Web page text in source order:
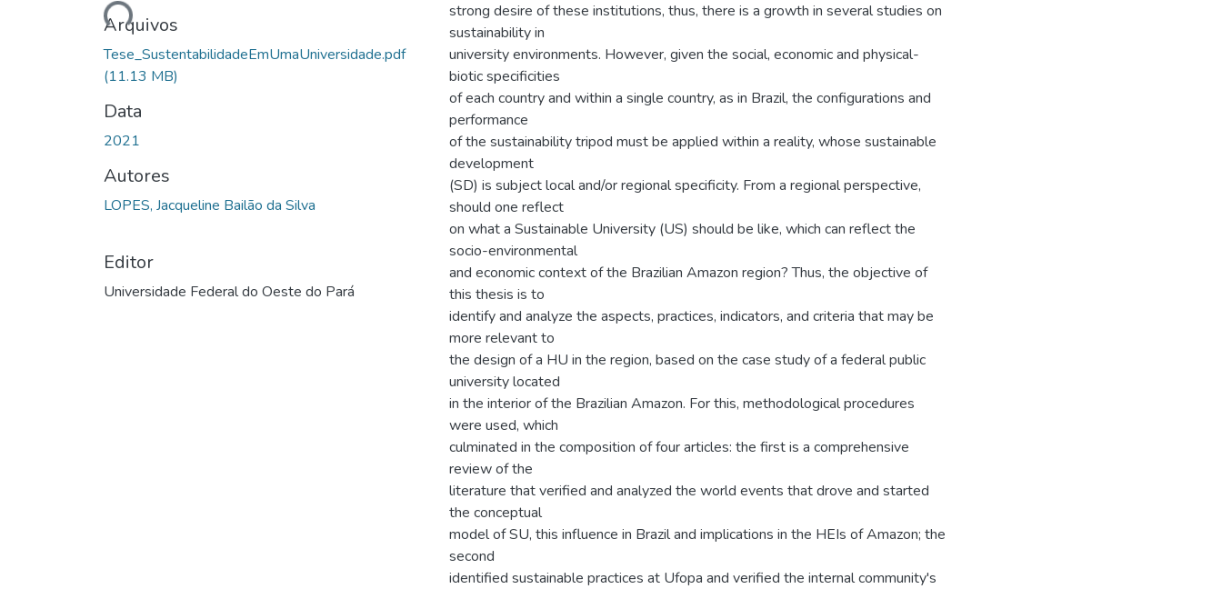
Carregando...
Arquivos
Tese_SustentabilidadeEmUmaUniversidade.pdf
(11.13 MB)
Data
2021
Autores
LOPES, Jacqueline Bailão da Silva
Editor
Universidade Federal do Oeste do Pará
strong desire of these institutions, thus, there is a growth in several studies on
sustainability in
university environments. However, given the social, economic and physical-
biotic specificities
of each country and within a single country, as in Brazil, the configurations and
performance
of the sustainability tripod must be applied within a reality, whose sustainable
development
(SD) is subject local and/or regional specificity. From a regional perspective,
should one reflect
on what a Sustainable University (US) should be like, which can reflect the
socio-environmental
and economic context of the Brazilian Amazon region? Thus, the objective of
this thesis is to
identify and analyze the aspects, practices, indicators, and criteria that may be
more relevant to
the design of a HU in the region, based on the case study of a federal public
university located
in the interior of the Brazilian Amazon. For this, methodological procedures
were used, which
culminated in the composition of four articles: the first is a comprehensive
review of the
literature that verified and analyzed the world events that drove and started
the conceptual
model of SU, this influence in Brazil and implications in the HEIs of Amazon; the
second
identified sustainable practices at Ufopa and verified the internal community's